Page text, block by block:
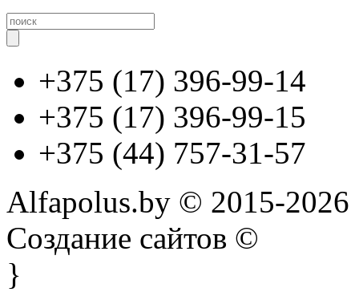
+375 (17) 396-99-14
+375 (17) 396-99-15
+375 (44) 757-31-57
Alfapolus.by © 2015-2026
Создание сайтов ©
}